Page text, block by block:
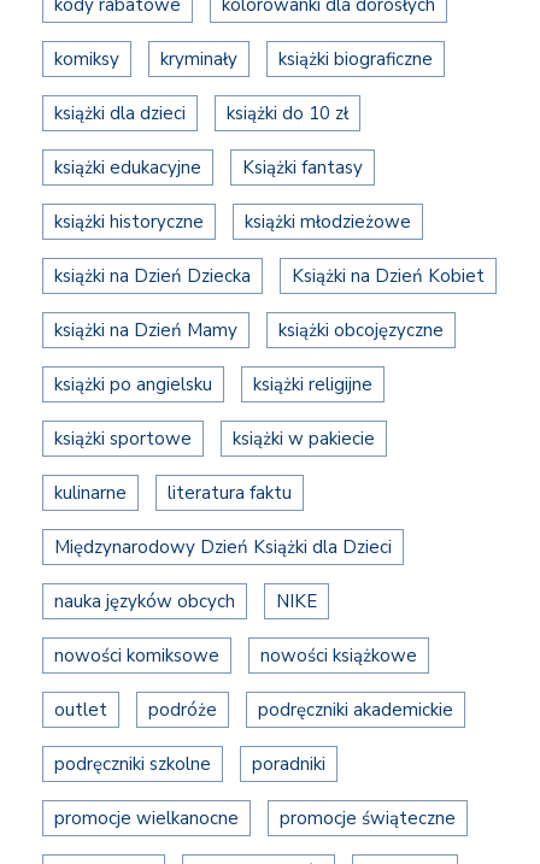
komiksy kryminały książki biograficzne
książki dla dzieci książki do 10 zł
książki edukacyjne Książki fantasy
książki historyczne książki młodzieżowe
książki na Dzień Dziecka Książki na Dzień Kobiet
książki na Dzień Mamy książki obcojęzyczne
książki po angielsku książki religijne
książki sportowe książki w pakiecie
kulinarne literatura faktu
Międzynarodowy Dzień Książki dla Dzieci
nauka języków obcych NIKE
nowości komiksowe nowości książkowe
outlet podróże podręczniki akademickie
podręczniki szkolne poradniki
promocje wielkanocne promocje świąteczne